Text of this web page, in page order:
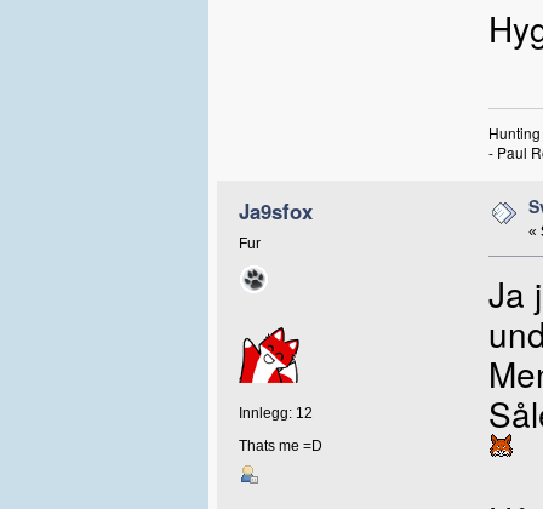
- Paul
Ja9sfox
Fur
Innlegg: 12
Thats me =D
«
Ja